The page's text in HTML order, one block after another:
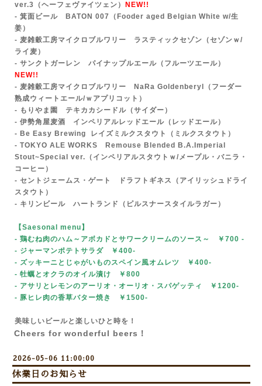
ver.3（ヘーフェヴァイツェン）
NEW!!
- 箕面ビール BATON 007（Fooder aged Belgian White w/生
姜）
- 麦雑穀工房マイクロブルワリー ラスティックセゾン（セゾンｗ/
ライ麦）
- サンクトガーレン パイナップルエール（フルーツエール）
NEW!!
- 麦雑穀工房マイクロブルワリー NaRa Goldenberyl（フーダー
熟成ウィートエール/ｗアプリコット）
- もりやま園 テキカカシードル（サイダー）
- 伊勢角屋麦酒 インペリアルレッドエール（レッドエール）
- Be Easy Brewing
レイズミルクスタウト（ミルクスタウト）
- TOKYO ALE WORKS Remouse Blended B.A.Imperial
Stout~Special ver.（インペリアルスタウトｗ/メープル・バニラ・
コーヒー）
- セントジェームス・ゲート ドラフトギネス（アイリッシュドライ
スタウト）
- キリンビール ハートランド（ピルスナースタイルラガー）
【Saesonal menu 】
- 鶏むね肉のハム～アボカドとサワークリームのソース～ ￥700 -
- ジャーマンポテトサラダ ￥400-
- ズッキーニとじゃがいものスペイン風オムレツ ￥400-
- 牡蠣とオクラのオイル漬け ￥800
- アサリとレモンのアーリオ・オーリオ・スパゲッティ ￥1200-
- 豚ヒレ肉の香草バター焼き ￥1500-
美味しいビールと楽しいひと時を！
Cheers for wonderful beers！
2026-05-06 11:00:00
休業日のお知らせ